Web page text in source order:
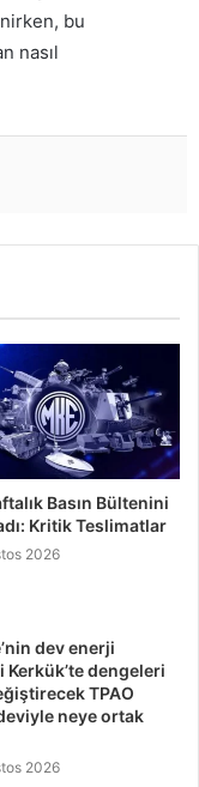
bu
nasıl
Basın Bültenini
Kritik Teslimatlar
2026
dev enerji
Kerkük’te dengeleri
TPAO
neye ortak
2026